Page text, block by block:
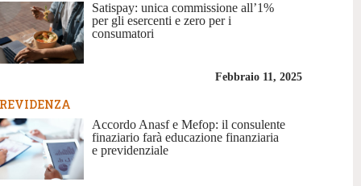
Satispay: unica commissione all’1%
per gli esercenti e zero per i
consumatori
Febbraio 11, 2025
Accordo Anasf e Mefop: il consulente
finaziario farà educazione finanziaria
e previdenziale